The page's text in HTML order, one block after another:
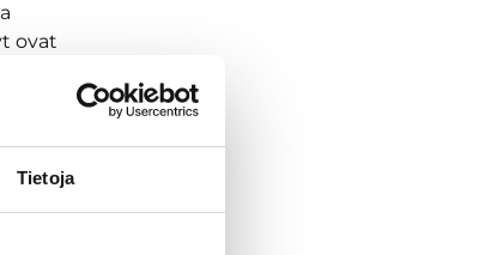
Tietoja
ovat